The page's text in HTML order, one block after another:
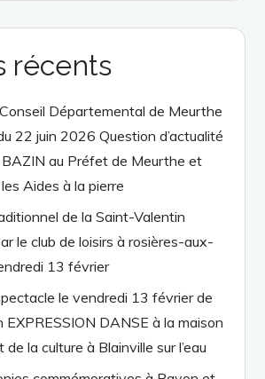
récents
Départemental de Meurthe
22 juin 2026 Question d’actualité
au Préfet de Meurthe et
Aides à la pierre
de la Saint-Valentin
le club de loisirs à rosières-aux-
13 février
le vendredi 13 février de
EXPRESSION DANSE à la maison
la culture à Blainville sur l’eau